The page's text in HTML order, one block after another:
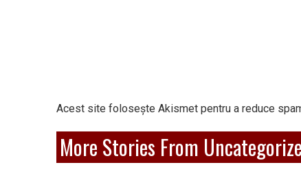
Acest site folosește Akismet pentru a reduce
More Stories From